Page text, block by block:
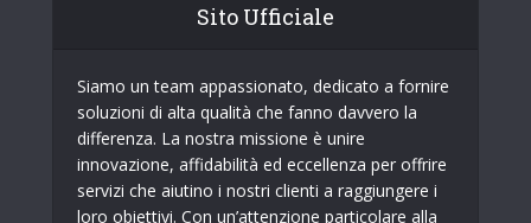
Sito Ufficiale
Siamo un team appassionato, dedicato a fornire
soluzioni di alta qualità che fanno davvero la
differenza. La nostra missione è unire
innovazione, affidabilità ed eccellenza per offrire
servizi che aiutino i nostri clienti a raggiungere i
loro obiettivi. Con un’attenzione particolare alla